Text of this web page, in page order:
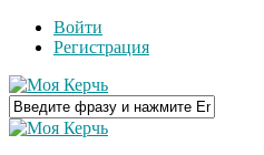
Войти
Регистрация